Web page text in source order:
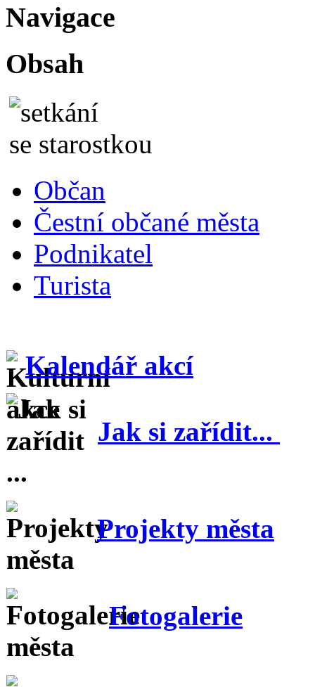
Navigace
Obsah
Občan
Čestní občané města
Podnikatel
Turista
Kalendář akcí
Jak si zařídit...
Projekty města
Fotogalerie